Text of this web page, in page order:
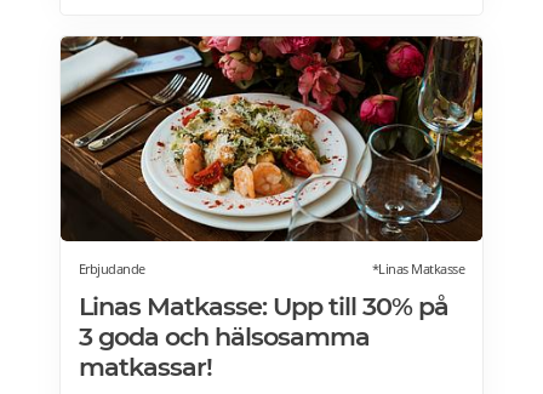
Willys erbjudanden här.
Erbjudande *Linas Matkasse
Linas Matkasse: Upp till 30% på
3 goda och hälsosamma
matkassar!